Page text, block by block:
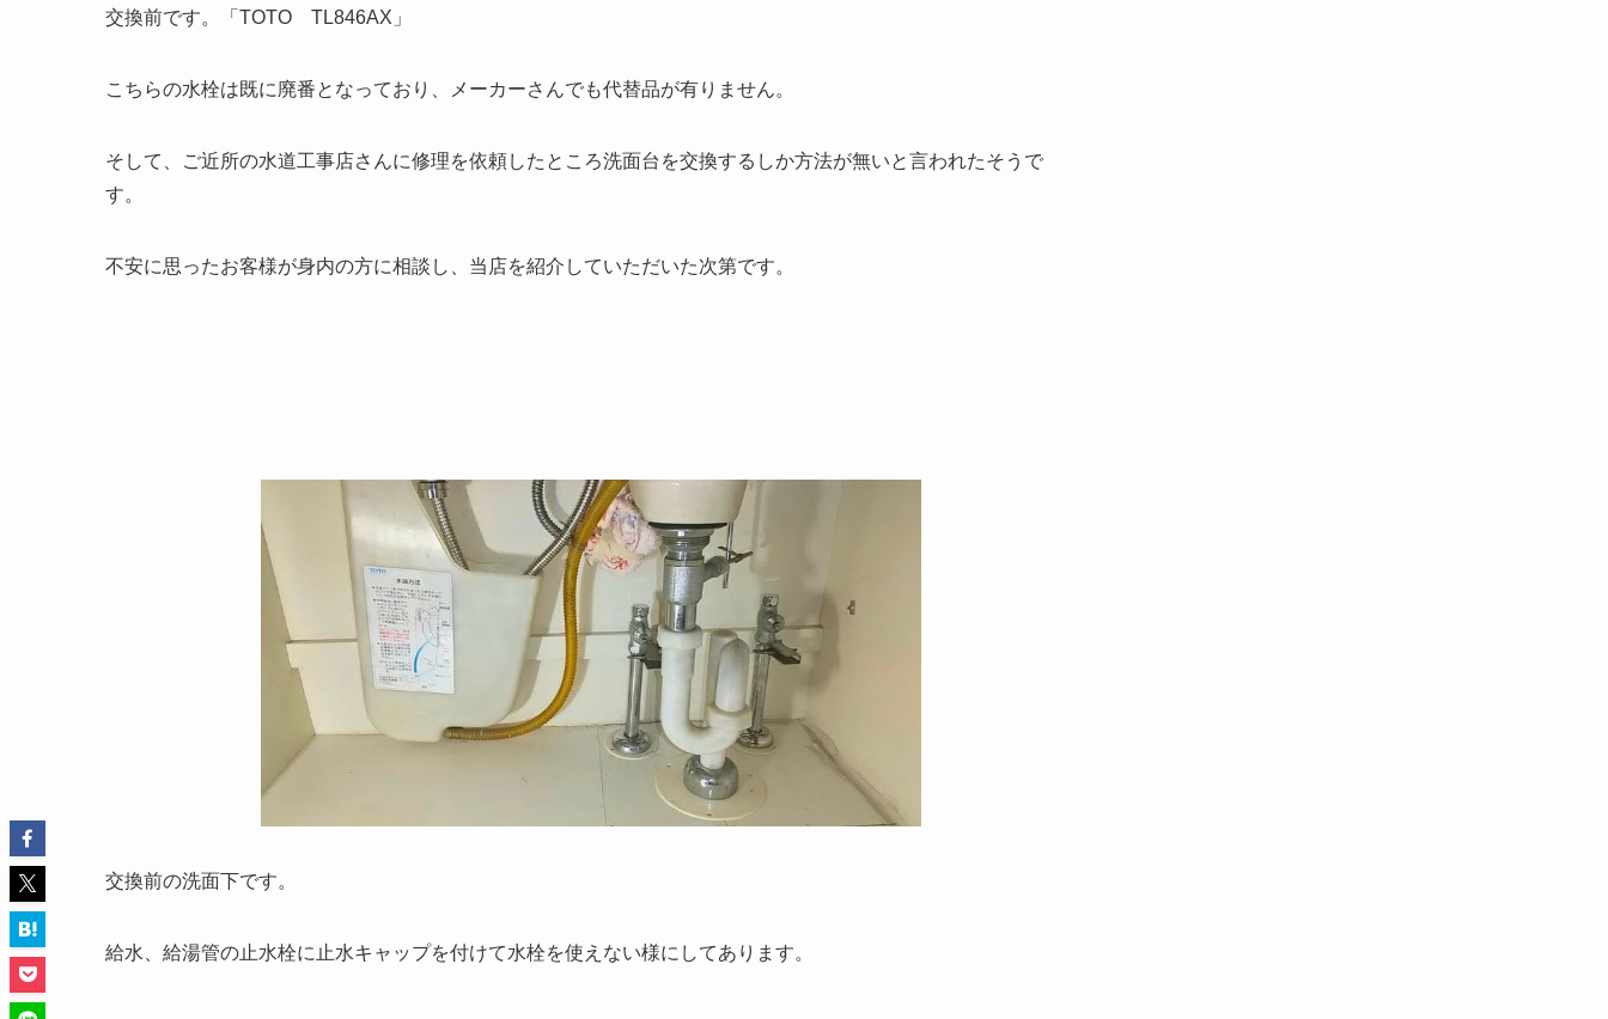
交換前です。「TOTO TL846AX」
こちらの水栓は既に廃番となっており、メーカーさんでも代替品が有りません。
そして、ご近所の水道工事店さんに修理を依頼したところ洗面台を交換するしか方法が無いと言われたそうで
す。
不安に思ったお客様が身内の方に相談し、当店を紹介していただいた次第です。
交換前の洗面下です。
給水、給湯管の止水栓に止水キャップを付けて水栓を使えない様にしてあります。